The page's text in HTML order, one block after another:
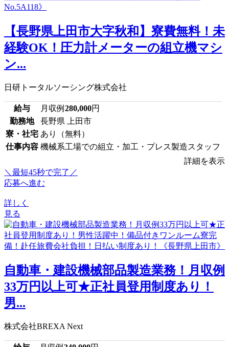
【長野県上田市大字秋和】寮費無料！未
経験OK！圧力計メーターの組立機マシ
ン...
日研トータルソーシング株式会社
給与 月収例 280,000円
勤務地
長野県 上田市
寮・社宅 あり（無料）
仕事内容 機械系工場での組立・加工・プレス製造スタッフ
詳細を表示
＼最短45秒で完了／
応募へ進む
詳しく
見る
自動車・建設機械部品製造業務！月収例
33万円以上可★正社員登用制度あり！
男...
株式会社BREXA Next